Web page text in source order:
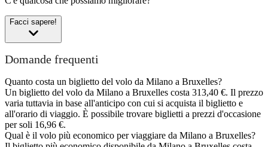
Facci sapere!
Domande frequenti
Quanto costa un biglietto del volo da Milano a Bruxelles?
Un biglietto del volo da Milano a Bruxelles costa 313,40 €. Il prezzo
varia tuttavia in base all'anticipo con cui si acquista il biglietto e
all'orario di viaggio. È possibile trovare biglietti a prezzi d'occasione
per soli 16,96 €.
Qual è il volo più economico per viaggiare da Milano a Bruxelles?